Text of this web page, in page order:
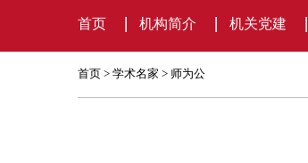
首页 机构简介 机关党建
首页 > 学术名家 > 师为公